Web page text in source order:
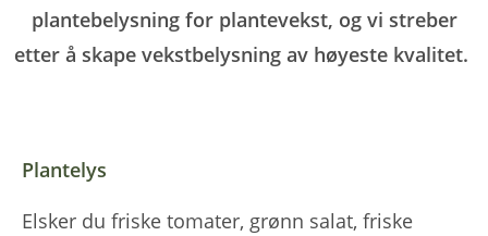
plantebelysning for plantevekst, og vi streber
etter å skape vekstbelysning av høyeste kvalitet.
Plantelys
Elsker du friske tomater, grønn salat, friske